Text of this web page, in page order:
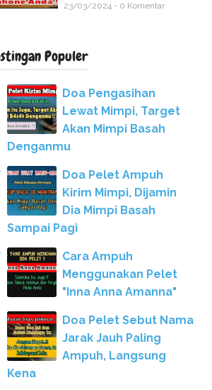
23/03/2024 - 0 Komentar
Populer
Doa Pengasihan
Lewat Mimpi, Target
Akan Mimpi Basah
Denganmu
Doa Pelet Ampuh
Kirim Mimpi, Dijamin
Dia Mimpi Basah
Sampai Pagi
Cara Ampuh
Menggunakan Pelet
"Inna Anna Amanna"
Doa Pelet Sebut Nama
Jarak Jauh Paling
Ampuh, Langsung
Kena